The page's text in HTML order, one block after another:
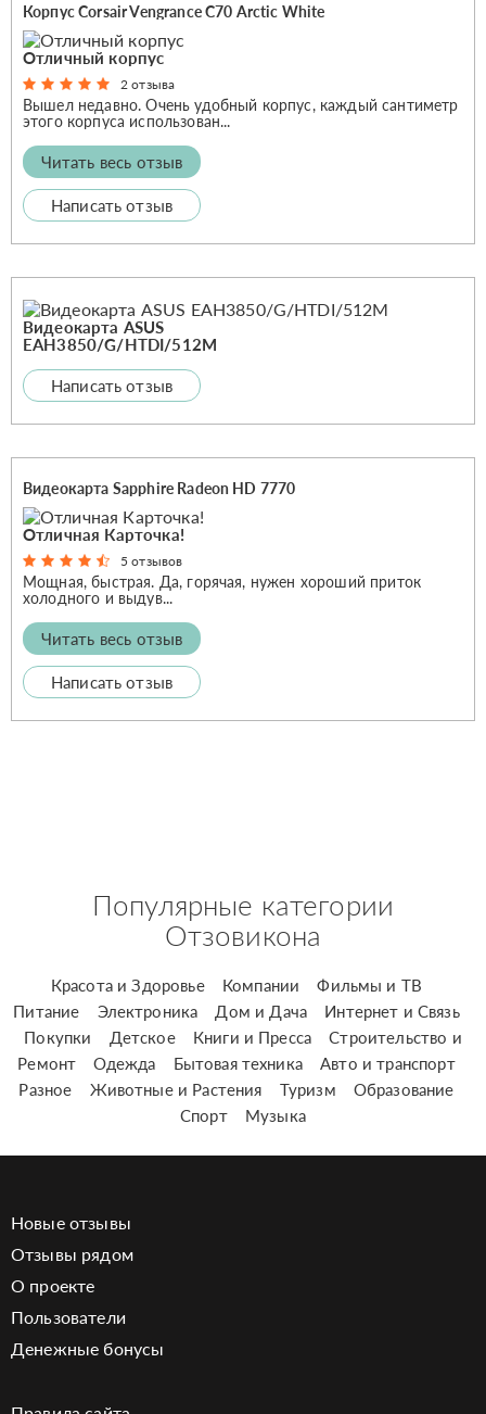
Корпус Corsair Vengrance C70 Arctic White
Отличный корпус
2 отзыва
Вышел недавно. Очень удобный корпус, каждый сантиметр
этого корпуса использован...
Читать весь отзыв
Написать отзыв
Видеокарта ASUS
EAH3850/G/HTDI/512M
Написать отзыв
Видеокарта Sapphire Radeon HD 7770
Отличная Карточка!
5 отзывов
Мощная, быстрая. Да, горячая, нужен хороший приток
холодного и выдув...
Читать весь отзыв
Написать отзыв
Популярные категории
Отзовикона
Красота и Здоровье Компании
Фильмы и ТВ
Питание
Электроника Дом и Дача
Интернет и Связь
Покупки
Детское Книги и Пресса
Строительство и
Ремонт
Одежда Бытовая техника
Авто и транспорт
Разное
Животные и Растения Туризм
Образование
Спорт
Музыка
Новые отзывы
Отзывы рядом
О проекте
Пользователи
Денежные бонусы